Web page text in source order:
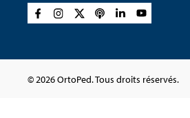
© 2026 OrtoPed. Tous droits réservés.